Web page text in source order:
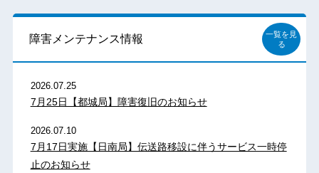
障害メンテナンス情報
一覧を見
る
2026.07.25
7月25日【都城局】障害復旧のお知らせ
2026.07.10
7月17日実施【日南局】伝送路移設に伴うサービス一時停
止のお知らせ